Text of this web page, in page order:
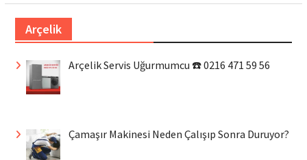
Arçelik
Arçelik Servis Uğurmumcu ☎️ 0216 471 59 56
Çamaşır Makinesi Neden Çalışıp Sonra Duruyor?